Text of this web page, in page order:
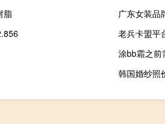
脂
广东女装品
老兵卡盟平
涂bb霜之前
韩国婚纱照